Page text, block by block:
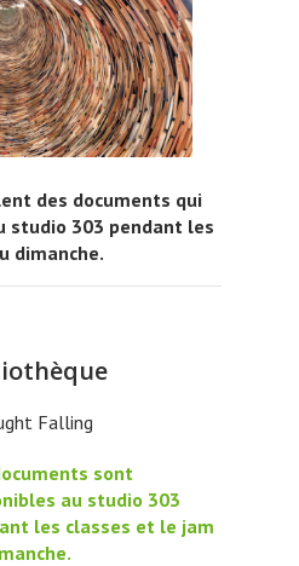
des documents qui
studio 303 pendant les
dimanche.
sont
au studio 303
les classes et le jam